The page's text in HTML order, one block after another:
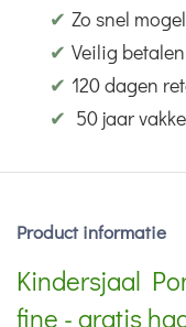
✔ Zo snel
✔ Veilig betalen
✔ 120 dagen
✔ 50 jaar
Product informatie
Kindersjaal
fine - gratis